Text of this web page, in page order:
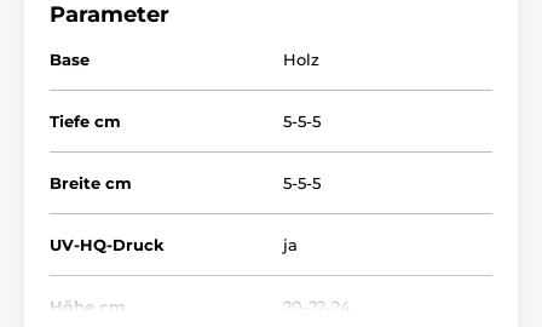
Parameter
Base Holz
Tiefe cm 5-5-5
Breite cm 5-5-5
UV-HQ-Druck ja
Höhe cm 20-22-24